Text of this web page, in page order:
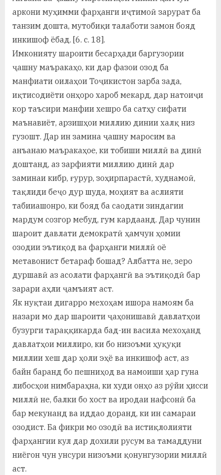
аркони муҳимми фарҳанги иҷтимоӣ зарурат ба
танзим дошта, мутобиқи талаботи замон бояд
инкишоф ёбад. [6. с. 18].
Имконияту шароити бесарҳади баргузории
ҷашну маъракаҳо, ки дар фазои озод ба
манфиати оилаҳои Тоҷикистон зарба зада,
иқтисодиёти онҳоро хароб мекард, дар натоиҷи
кор таъсири манфии хешро ба сатҳу сифати
маънавиёт, арзишҳои миллию динии халқ низ
гузошт. Дар ин замина ҷашну маросим ва
анъанаю маъракаҳое, ки тобиши миллӣ ва динӣ
доштанд, аз зарфияти миллию динӣ дар
заминаи кибр, ғурур, зоҳирпарастӣ, худнамоӣ,
тақлиди беҷо дур шуда, моҳият ва аслияти
табииашонро, ки бояд ба саодати зиндагии
мардум созгор мебуд, гум кардаанд. Дар чунин
шароит давлати демократӣ ҳамчун ҳомии
озодии эътиқод ва фарҳанги миллӣ оё
метавонист бетараф бошад? Албатта не, зеро
дуршавӣ аз асолати фарҳангӣ ва эътиқодӣ бар
зарари аҳли ҷамъият аст.
Як нуқтаи дигарро мехоҳам ишора намоям ба
назари мо дар шароити ҷаҳонишавӣ давлатҳои
бузурги тараққикарда бад-ин васила мехоҳанд
давлатҳои миллиро, ки бо низоъми ҳуқуқи
миллии хеш дар ҳоли эҳё ва инкишоф аст, аз
байн баранд бо пешниҳод ва намоиши ҳар гуна
либосҳои нимбараҳна, ки худи онҳо аз рӯйи ҳисси
миллӣ не, балки бо хост ва иродаи нафсонӣ ба
бар мекунанд ва иддао доранд, ки ин самараи
озодист. Ба фикри мо озодӣ ва истиқлолияти
фарҳангии кул дар дохили русум ва тамаддуни
ниёгон чун унсури низоъми қонунгузории миллӣ
аст.